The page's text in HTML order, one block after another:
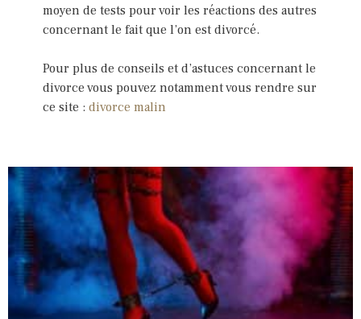
moyen de tests pour voir les réactions des autres
concernant le fait que l’on est divorcé.
Pour plus de conseils et d’astuces concernant le
divorce vous pouvez notamment vous rendre sur
ce site : divorce malin